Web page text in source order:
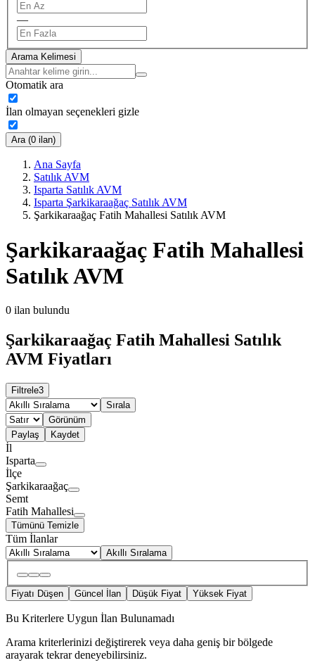
—
Arama Kelimesi
Otomatik ara
İlan olmayan seçenekleri gizle
Ara (0 ilan)
Ana Sayfa
Satılık AVM
Isparta Satılık AVM
Isparta Şarkikaraağaç Satılık AVM
Şarkikaraağaç Fatih Mahallesi Satılık AVM
Şarkikaraağaç Fatih Mahallesi
Satılık AVM
0 ilan bulundu
Şarkikaraağaç Fatih Mahallesi Satılık
AVM Fiyatları
Filtrele3
Sırala
Görünüm
Paylaş
Kaydet
İl
Isparta
İlçe
Şarkikaraağaç
Semt
Fatih Mahallesi
Tümünü Temizle
Tüm İlanlar
Akıllı Sıralama
Fiyatı Düşen Güncel İlan Düşük Fiyat Yüksek Fiyat
Bu Kriterlere Uygun İlan Bulunamadı
Arama kriterlerinizi değiştirerek veya daha geniş bir bölgede
arayarak tekrar deneyebilirsiniz.